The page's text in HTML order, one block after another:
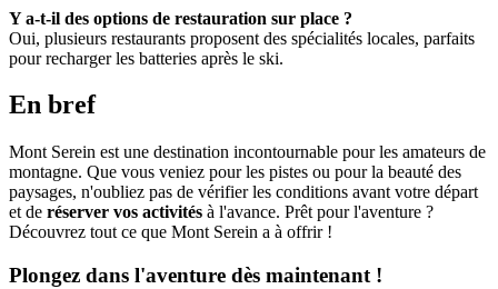
Y a-t-il des options de restauration sur place ?
Oui, plusieurs restaurants proposent des spécialités locales, parfaits
pour recharger les batteries après le ski.
En bref
Mont Serein est une destination incontournable pour les amateurs de
montagne. Que vous veniez pour les pistes ou pour la beauté des
paysages, n'oubliez pas de vérifier les conditions avant votre départ
et de réserver vos activités à l'avance. Prêt pour l'aventure ?
Découvrez tout ce que Mont Serein a à offrir !
Plongez dans l'aventure dès maintenant !